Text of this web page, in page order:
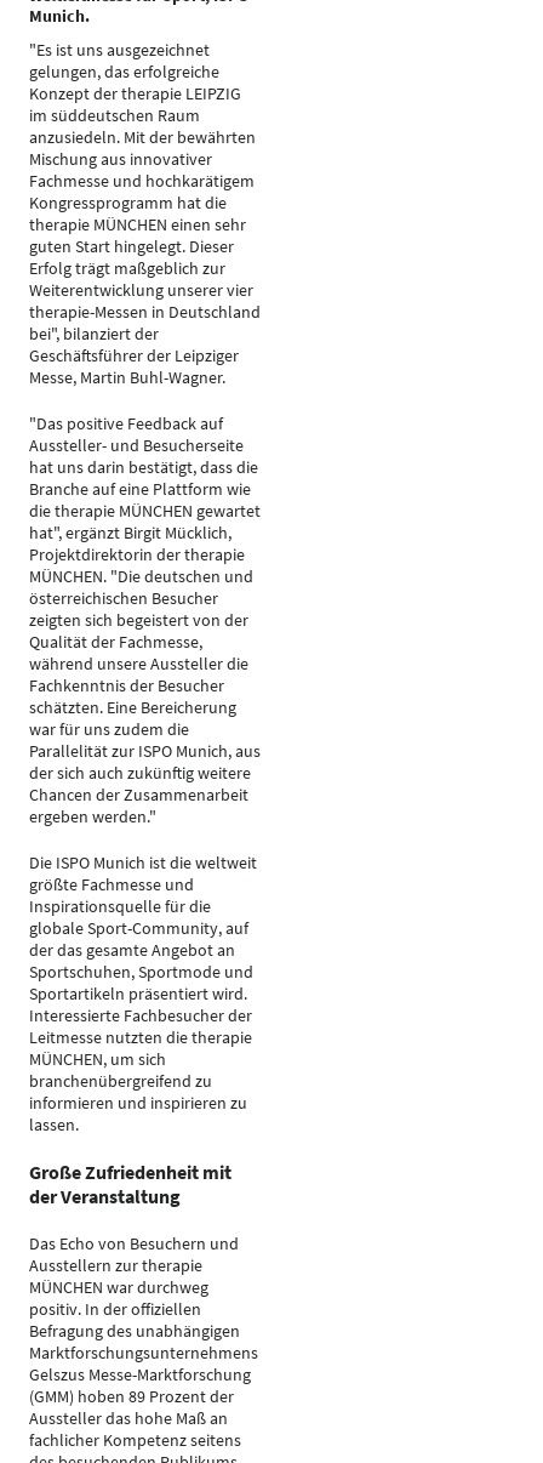
Munich.
"Es ist uns ausgezeichnet
gelungen, das erfolgreiche
Konzept der therapie LEIPZIG
im süddeutschen Raum
anzusiedeln. Mit der bewährten
Mischung aus innovativer
Fachmesse und hochkarätigem
Kongressprogramm hat die
therapie MÜNCHEN einen sehr
guten Start hingelegt. Dieser
Erfolg trägt maßgeblich zur
Weiterentwicklung unserer vier
therapie-Messen in Deutschland
bei", bilanziert der
Geschäftsführer der Leipziger
Messe, Martin Buhl-Wagner.
"Das positive Feedback auf
Aussteller- und Besucherseite
hat uns darin bestätigt, dass die
Branche auf eine Plattform wie
die therapie MÜNCHEN gewartet
hat", ergänzt Birgit Mücklich,
Projektdirektorin der therapie
MÜNCHEN. "Die deutschen und
österreichischen Besucher
zeigten sich begeistert von der
Qualität der Fachmesse,
während unsere Aussteller die
Fachkenntnis der Besucher
schätzten. Eine Bereicherung
war für uns zudem die
Parallelität zur ISPO Munich, aus
der sich auch zukünftig weitere
Chancen der Zusammenarbeit
ergeben werden."
Die ISPO Munich ist die weltweit
größte Fachmesse und
Inspirationsquelle für die
globale Sport-Community, auf
der das gesamte Angebot an
Sportschuhen, Sportmode und
Sportartikeln präsentiert wird.
Interessierte Fachbesucher der
Leitmesse nutzten die therapie
MÜNCHEN, um sich
branchenübergreifend zu
informieren und inspirieren zu
lassen.
Große Zufriedenheit mit
der Veranstaltung
Das Echo von Besuchern und
Ausstellern zur therapie
MÜNCHEN war durchweg
positiv. In der offiziellen
Befragung des unabhängigen
Marktforschungsunternehmens
Gelszus Messe-Marktforschung
(GMM) hoben 89 Prozent der
Aussteller das hohe Maß an
fachlicher Kompetenz seitens